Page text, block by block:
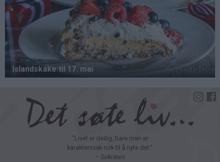
"Livet er deilig, bare man er
karaktersvak nok til å nyte det."
– Sokrates